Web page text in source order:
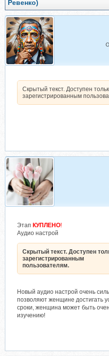
Ревенко)
Скрытый текст. Доступен
зарегистрированным
Этап КУПЛЕНО!
Аудио настрой
Скрытый текст. Доступен
зарегистрированным
пользователям.
Новый аудио настрой очень
позволяют женщине достигать
сроки, женщина может быть
изучению!